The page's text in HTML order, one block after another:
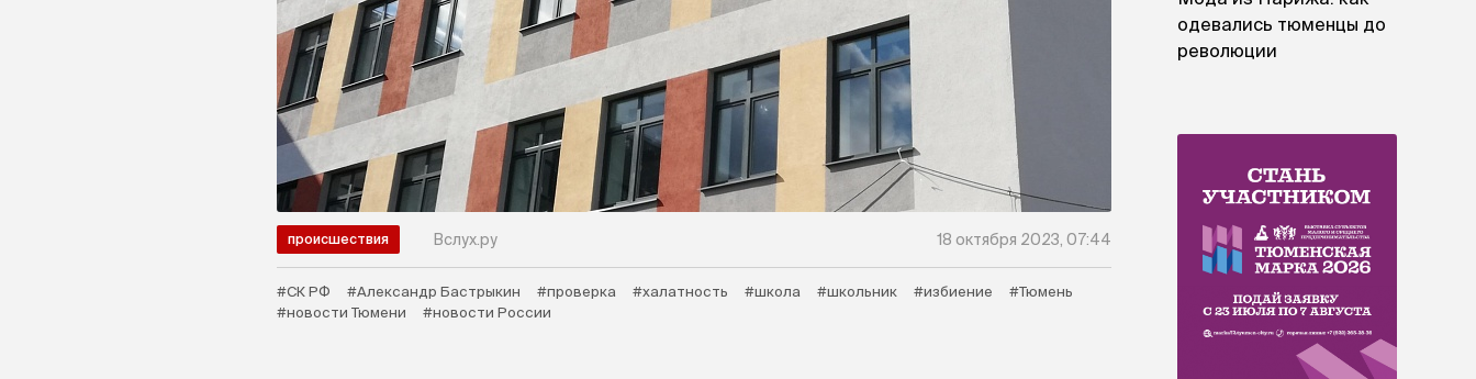
происшествия Вслух.ру 18 октября 2023, 07:44
#СК РФ #Александр Бастрыкин #проверка #халатность #школа #школьник #избиение
#Тюмень
#новости Тюмени
#новости России
одевались тюменцы до
революции